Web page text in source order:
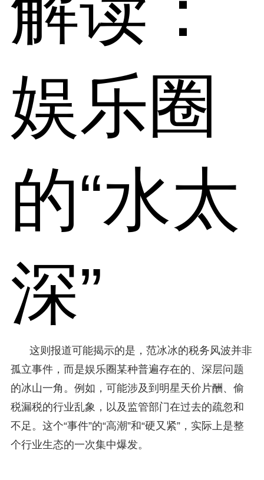
娱乐圈
的“水太
深”
这则报道可能揭示的是，范冰冰的税务风波并非
孤立事件，而是娱乐圈某种普遍存在的、深层问题
的冰山一角。例如，可能涉及到明星天价片酬、偷
税漏税的行业乱象，以及监管部门在过去的疏忽和
不足。这个“事件”的“高潮”和“硬又紧”，实际上是整
个行业生态的一次集中爆发。